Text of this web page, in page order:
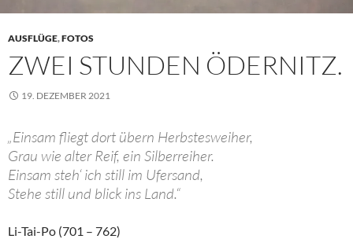
AUSFLÜGE,FOTOS
ZWEI STUNDEN ÖDERNITZ.
19. DEZEMBER 2021
„Einsam fliegt dort übern Herbstesweiher,
Grau wie alter Reif, ein Silberreiher.
Einsam steh‘ ich still im Ufersand,
Stehe still und blick ins Land.“
Li-Tai-Po (701 – 762)